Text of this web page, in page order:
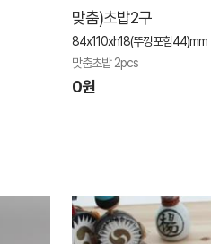
맞춤)초밥2구
84x110xh18(뚜껑포함44)mm
맞춤초밥 2pcs
0원